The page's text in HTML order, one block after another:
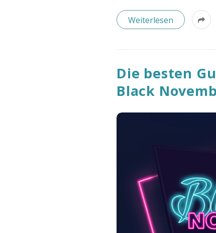
B
l
o
g
Weiterlesen
Die besten
Black